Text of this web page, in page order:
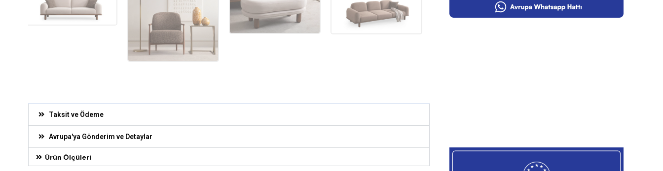
Taksit ve Ödeme
Avrupa'ya Gönderim ve Detaylar
Ürün Ölçüleri